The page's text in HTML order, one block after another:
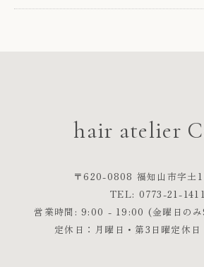
hair atelier
〒620-0808 福知山市字土
TEL: 0773-21-1411
営業時間: 9:00 - 19:00 (金曜日の
定休日：月曜日・第3日曜定休